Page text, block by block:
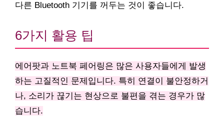
다른 Bluetooth 기기를 꺼두는 것이 좋습니다.
6가지 활용 팁
에어팟과 노트북 페어링은 많은 사용자들에게 발생
하는 고질적인 문제입니다. 특히 연결이 불안정하거
나, 소리가 끊기는 현상으로 불편을 겪는 경우가 많
습니다.